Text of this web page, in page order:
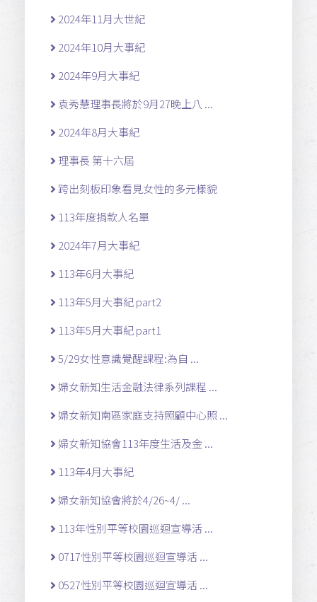
2024年11月大世紀
2024年10月大事紀
2024年9月大事紀
袁秀慧理事長將於9月27晚上八 ...
2024年8月大事紀
理事長 第十六屆
跨出刻板印象看見女性的多元樣貌
113年度捐款人名單
2024年7月大事紀
113年6月大事紀
113年5月大事紀 part2
113年5月大事紀 part1
5/29女性意識覺醒課程:為自 ...
婦女新知生活金融法律系列課程 ...
婦女新知南區家庭支持照顧中心照 ...
婦女新知協會113年度生活及金 ...
113年4月大事紀
婦女新知協會將於4/26~4/ ...
113年性別平等校園巡迴宣導活 ...
0717性別平等校園巡迴宣導活 ...
0527性別平等校園巡迴宣導活 ...